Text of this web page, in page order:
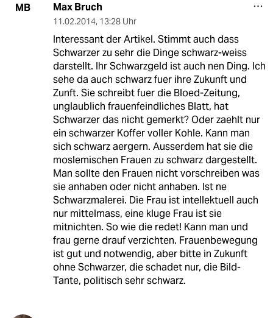
MB Max Bruch
11.02.2014, 13:28 Uhr
Interessant der Artikel. Stimmt auch dass
Schwarzer zu sehr die Dinge schwarz-weiss
darstellt. Ihr Schwarzgeld ist auch nen Ding. Ich
sehe da auch schwarz fuer ihre Zukunft und
Zunft. Sie schreibt fuer die Bloed-Zeitung,
unglaublich frauenfeindliches Blatt, hat
Schwarzer das nicht gemerkt? Oder zaehlt nur
ein schwarzer Koffer voller Kohle. Kann man
sich schwarz aergern. Ausserdem hat sie die
moslemischen Frauen zu schwarz dargestellt.
Man sollte den Frauen nicht vorschreiben was
sie anhaben oder nicht anhaben. Ist ne
Schwarzmalerei. Die Frau ist intellektuell auch
nur mittelmass, eine kluge Frau ist sie
mitnichten. So wie die redet! Kann man und
frau gerne drauf verzichten. Frauenbewegung
ist gut und notwendig, aber bitte in Zukunft
ohne Schwarzer, die schadet nur, die Bild-
Tante, politisch sehr schwarz.